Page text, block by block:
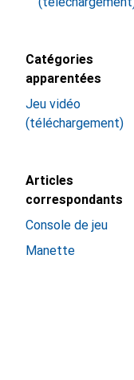
Catégories
apparentées
Jeu vidéo
(téléchargement)
Articles
correspondants
Console de jeu
Manette